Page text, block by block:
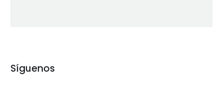
Síguenos